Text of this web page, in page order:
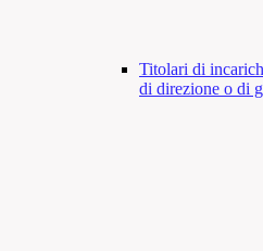
Titolari di
di direzione o di